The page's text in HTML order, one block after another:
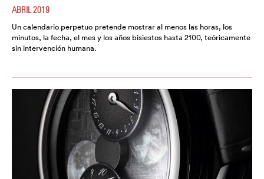
ABRIL 2019
Un calendario perpetuo pretende mostrar al menos las horas, los
minutos, la fecha, el mes y los años bisiestos hasta 2100, teóricamente
sin intervención humana.